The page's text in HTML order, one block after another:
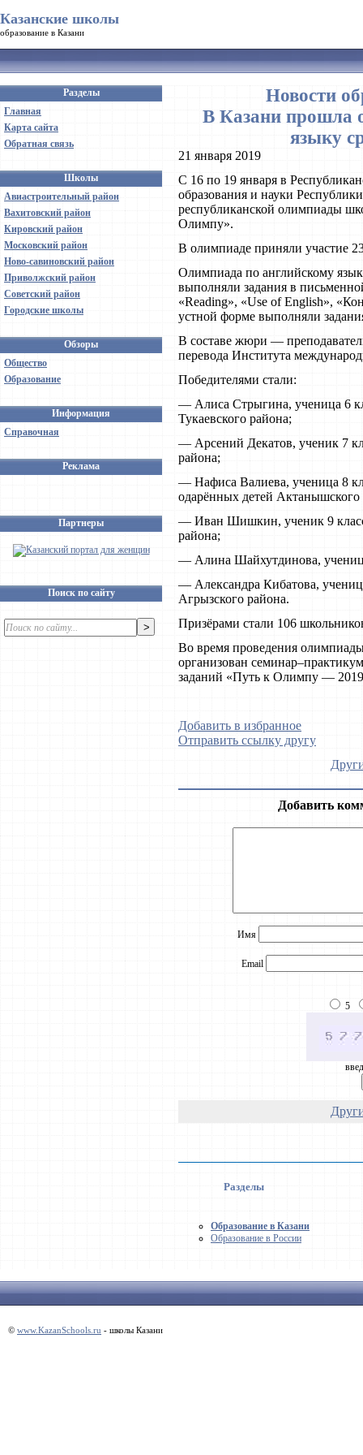
Казанские школы
образование в Казани
Разделы
Главная
Карта сайта
Обратная связь
Школы
Авиастроительный район
Вахитовский район
Кировский район
Московский район
Ново-савиновский район
Приволжский район
Советский район
Городские школы
Обзоры
Общество
Образование
Информация
Справочная
Реклама
Партнеры
Поиск по сайту
Новости
В Казани прошла
языку
21 января 2019
С 16 по 19 января в
образования и науки
республиканской олимпиады
Олимпу».
В олимпиаде приняли участие
Олимпиада по английскому
выполняли задания в
«Reading», «Use of English»,
устной форме выполняли
В составе жюри —
перевода Института
Победителями стали:
— Алиса Стрыгина, ученица 6
Тукаевского района;
— Арсений Декатов, ученик 7
района;
— Нафиса Валиева, ученица 8
одарённых детей Актанышского
— Иван Шишкин, ученик 9
района;
— Алина Шайхутдинова,
— Александра Кибатова,
Агрызского района.
Призёрами стали 106
Во время проведения
организован
заданий «Путь к Олимпу —
Добавить в избранное
Отправить ссылку другу
Добавить
Имя
Email
5
Разделы
Образование в Казани
Образование в России
© www.KazanSchools.ru - школы Казани